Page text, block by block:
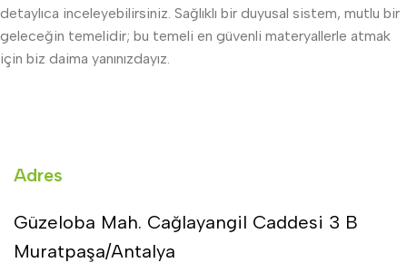
detaylıca inceleyebilirsiniz. Sağlıklı bir duyusal sistem, mutlu bir
geleceğin temelidir; bu temeli en güvenli materyallerle atmak
için biz daima yanınızdayız.
Adres
Güzeloba Mah. Cağlayangil Caddesi 3 B
Muratpaşa/Antalya